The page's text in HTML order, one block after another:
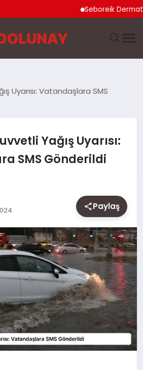
Seboreik Dermatit
Uyarısı: Vatandaşlara SMS
Yağış Uyarısı:
SMS Gönderildi
Paylaş